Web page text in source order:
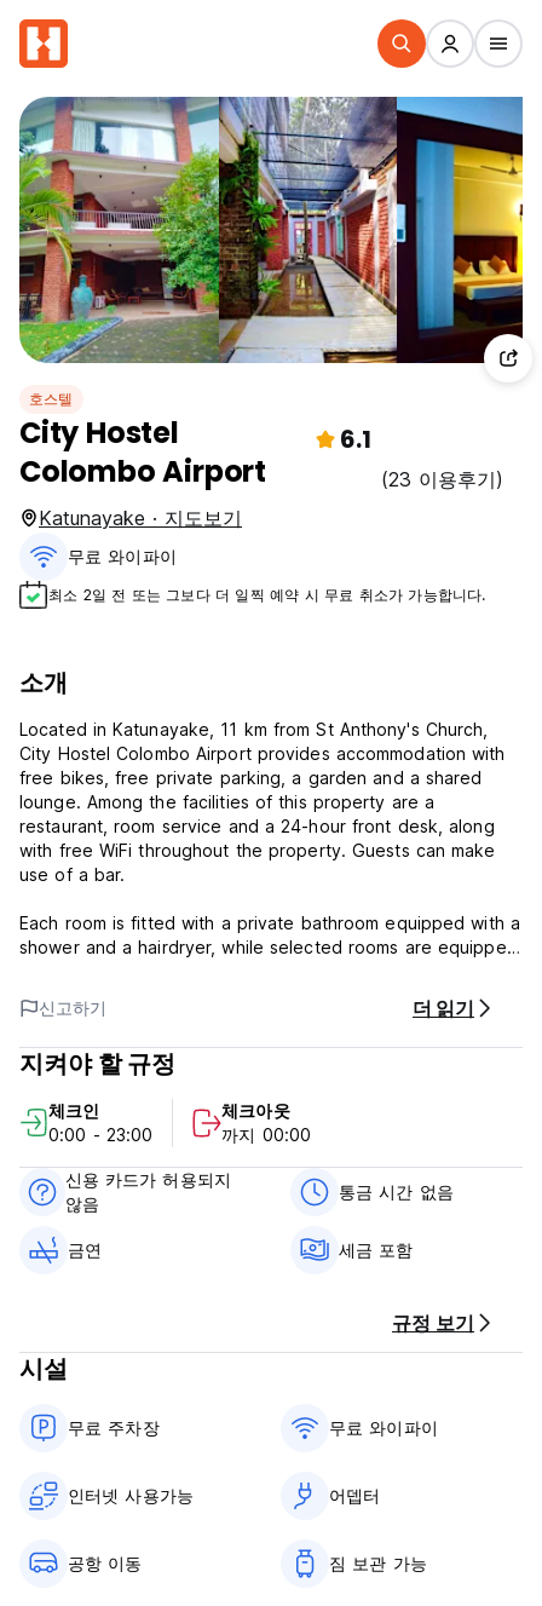
호스텔
City Hostel
Colombo Airport
6.1
(23 이용후기)
Katunayake · 지도보기
무료 와이파이
최소 2일 전 또는 그보다 더 일찍 예약 시 무료 취소가 가능합니다.
소개
Located in Katunayake, 11 km from St Anthony's Church,
City Hostel Colombo Airport provides accommodation with
free bikes, free private parking, a garden and a shared
lounge. Among the facilities of this property are a
restaurant, room service and a 24-hour front desk, along
with free WiFi throughout the property. Guests can make
use of a bar.
Each room is fitted with a private bathroom equipped with a
shower and a hairdryer, while selected rooms are equipped
The hostel offers a terrace.
R Premadasa Stadium is 33 km from City Hostel Colombo
airport is Bandaranaike International Airport, 2 km from the
accommodation.
***Property Policies***
Cancellation policy: 1 day before arrival. In case of a late
cancellation or No Show, you will be charged the first night
of your stay.
Taxes not included - 11.00%
Breakfast not included.
Non smoking.
신고하기 더 읽기
지켜야 할 규정
체크인
0:00 - 23:00
체크아웃
까지 00:00
신용 카드가 허용되지
않음
통금 시간 없음
금연 세금 포함
규정 보기
시설
무료 주차장 무료 와이파이
인터넷 사용가능 어뎁터
공항 이동 짐 보관 가능